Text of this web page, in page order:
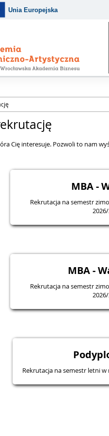
Unia Europejska
Cię interesuje. Pozwoli to nam
MBA -
Rekrutacja na semestr
MBA -
Rekrutacja na semestr
Rekrutacja na semestr letni